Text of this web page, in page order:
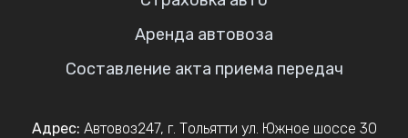
Аренда автовоза
Составление акта приема передач
Адрес: Автовоз247, г. Тольятти ул. Южное шоссе 30